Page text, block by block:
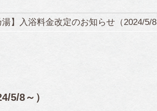
湯】入浴料金改定のお知らせ（2024/5/
5/8～）